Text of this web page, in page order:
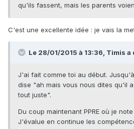
qu'ils fassent, mais les parents
C'est une excellente idée : je vais la
Le 28/01/2015 à 13:36, Timis a
J'ai fait comme toi au début.
dise "ah mais vous nous dites qu'il
tout juste".
Du coup maintenant PPRE où je
J'évalue en continue les